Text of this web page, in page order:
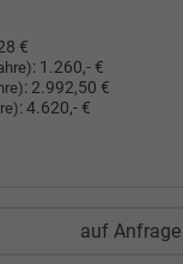
€
: 1.260,- €
: 2.992,50 €
:4.620,- €
auf Anfrage